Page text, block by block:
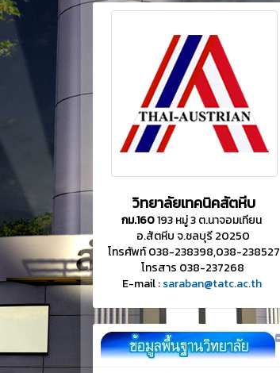
วิทยาลัยเทคนิคสัตหีบ
กม.160193 หมู่ 3 ต.นาจอมเทียน
อ.สัตหีบ จ.ชลบุรี 20250
โทรศัพท์ 038-238398,038-238527
โทรสาร 038-237268
E-mail :saraban@tatc.ac.th